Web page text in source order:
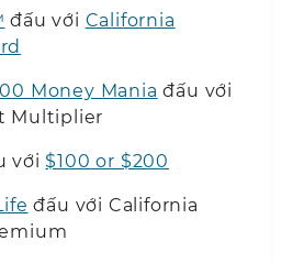
đấu với California
Money Mania đấu với
Multiplier
với $100 or $200
đấu với California